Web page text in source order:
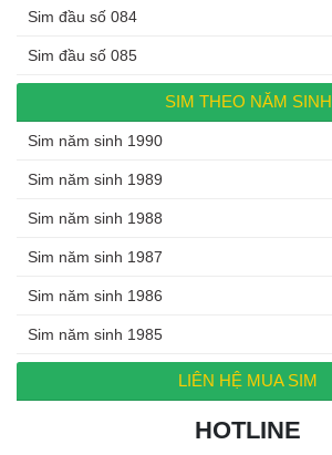
Sim đầu số 084
Sim đầu số 085
SIM THEO NĂM SINH
Sim năm sinh 1990
Sim năm sinh 1989
Sim năm sinh 1988
Sim năm sinh 1987
Sim năm sinh 1986
Sim năm sinh 1985
LIÊN HỆ MUA SIM
HOTLINE